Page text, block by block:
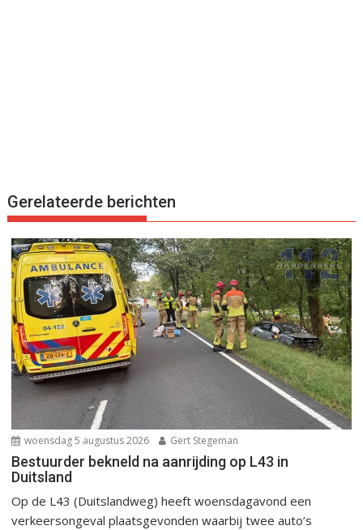
Gerelateerde berichten
woensdag 5 augustus 2026 Gert Stegeman
Bestuurder bekneld na aanrijding op L43 in
Duitsland
Op de L43 (Duitslandweg) heeft woensdagavond een
verkeersongeval plaatsgevonden waarbij twee auto’s